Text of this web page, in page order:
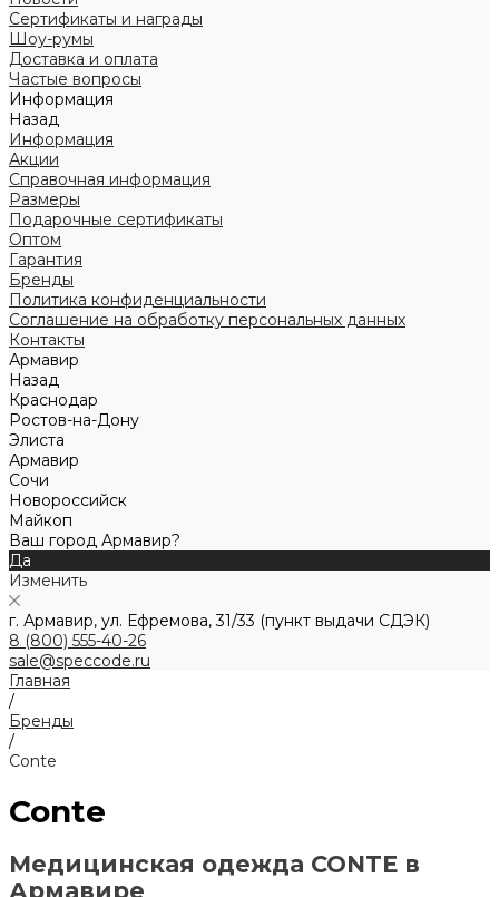
Сертификаты и награды
Шоу-румы
Доставка и оплата
Частые вопросы
Информация
Назад
Информация
Акции
Справочная информация
Размеры
Подарочные сертификаты
Оптом
Гарантия
Бренды
Политика конфиденциальности
Соглашение на обработку персональных данных
Контакты
Армавир
Назад
Краснодар
Ростов-на-Дону
Элиста
Армавир
Сочи
Новороссийск
Майкоп
Ваш город Армавир?
Да
Изменить
г. Армавир, ул. Ефремова, 31/33 (пункт выдачи СДЭК)
8 (800) 555-40-26
sale@speccode.ru
Главная
/
Бренды
/
Conte
Conte
Медицинская одежда CONTE в
Армавире